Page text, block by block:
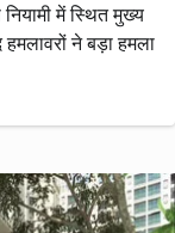
में स्थित मुख्य
ने बड़ा हमला